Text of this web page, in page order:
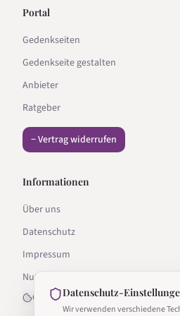
Portal
Gedenkseiten
Gedenkseite gestalten
Anbieter
Ratgeber
− Vertrag widerrufen
Informationen
Über uns
Datenschutz
Impressum
Nutzungsbedingungen
Cookie-Einstellungen
Datenschutz-
Wir verwenden verschiedene